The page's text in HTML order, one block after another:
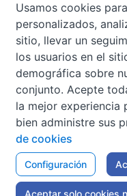
Atención
W3C-WAI Aviso
Política de cookies
Usamos cookies
personalizados,
sitio, llevar un
los usuarios en el
demográfica sobre
conjunto. Acepte
la mejor experiencia
bien administre sus
de cookies
Configuración
Aceptar solo cookies